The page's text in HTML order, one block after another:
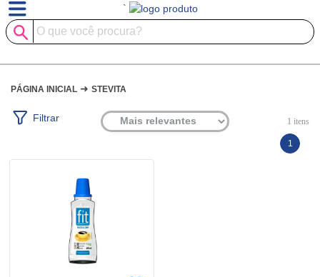
`
PÁGINA INICIAL ➜ STEVITA
Filtrar 1 itens
1